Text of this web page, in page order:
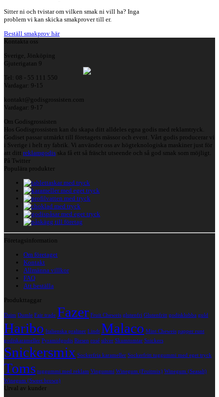
Sitter ni och tvistar om vilken smak ni vill ha? Inga
problem vi kan skicka smakprover till er.
Beställ smakprov här
Kontakta oss
Sverige, Jönköping
Gjuterigatan 9
Tel: 08 - 55 111 550
Vardagar: 9-15
kontakt@godisgrossisten.com
Vardagar: 9-17
Om Godisgrossisten
Hos Godisgrossisten kan du skapa ditt alldeles egna godis med reklamtryck.
Godiset passar utmärkt till företagets mässor och event. Vårt godis producerar vi
i Sverige i helt ny fabrik. Vi använder oss av högteknologiska maskiner just för
att ditt reklamgodis ska få ett så fräscht utseende och så god smak som möjligt.
På Twitter
Populära produkter
Företagsinformation
Om företaget
Kontakt
Allmänna villkor
FAQ
Att beställa
Produkttaggar
Daim Dumle Fair trade Fazer Fruit Cheweis glutenfri Glutenfritt godisklubba guld
Haribo Italienska praliner Lindt Malaco Mint Cheweis papper runt
godiskarameller Pyramidgodis Riesen rosé silver Skumtomtar Snickers
Snickersmix Sockerfria karameller Sockerfritt tuggummi med eget tryck
Toms tuggummi med reklam Vingummi Winegum (Fruitmix) Winegum (Seasalt)
Winegum (Sweet brown)
Urval av kunder